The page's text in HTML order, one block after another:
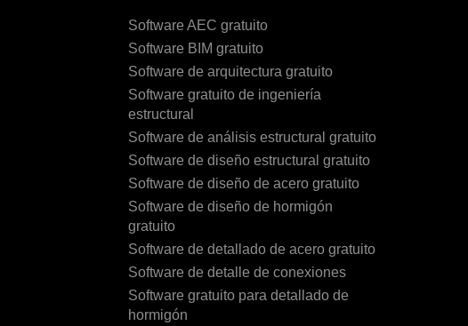
Software AEC gratuito
Software BIM gratuito
Software de arquitectura gratuito
Software gratuito de ingeniería
estructural
Software de análisis estructural gratuito
Software de diseño estructural gratuito
Software de diseño de acero gratuito
Software de diseño de hormigón
gratuito
Software de detallado de acero gratuito
Software de detalle de conexiones
Software gratuito para detallado de
hormigón